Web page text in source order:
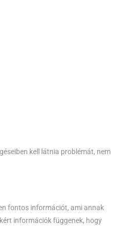
kell látnia problémát, nem
fontos információt, ami annak
információk függenek, hogy